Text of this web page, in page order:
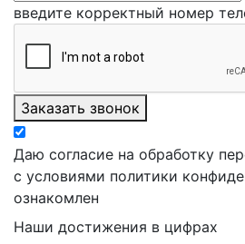
введите корректный номер
Заказать звонок
Даю согласие на обработку
с условиями политики
ознакомлен
Наши достижения в цифрах